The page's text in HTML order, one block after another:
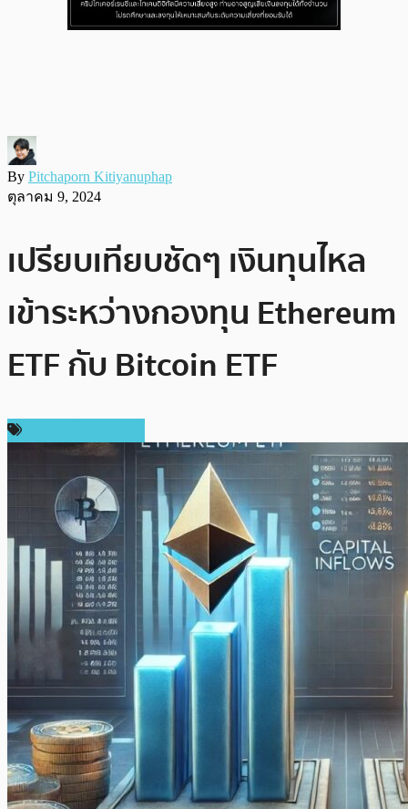
By Pitchaporn Kitiyanuphap
ตุลาคม 9, 2024
เปรียบเทียบชัดๆ เงินทุนไหล
เข้าระหว่างกองทุน Ethereum
ETF กับ Bitcoin ETF